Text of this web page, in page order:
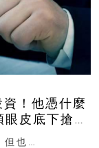
！他憑什麼
皮底下搶下
也…